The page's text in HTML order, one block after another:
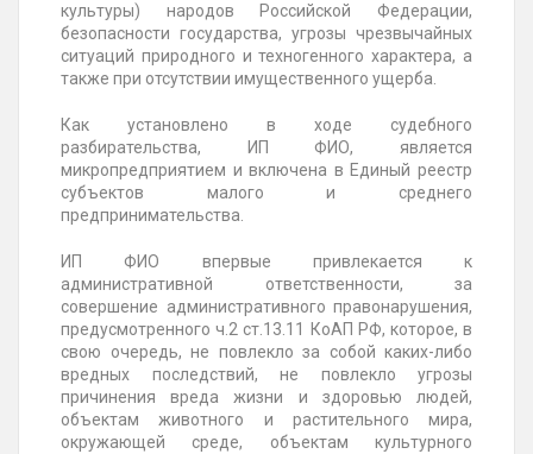
культуры) народов Российской Федерации,
безопасности государства, угрозы чрезвычайных
ситуаций природного и техногенного характера, а
также при отсутствии имущественного ущерба.
Как установлено в ходе судебного
разбирательства, ИП ФИО, является
микропредприятием и включена в Единый реестр
субъектов малого и среднего
предпринимательства.
ИП ФИО впервые привлекается к
административной ответственности, за
совершение административного правонарушения,
предусмотренного ч.2 ст.13.11 КоАП РФ, которое, в
свою очередь, не повлекло за собой каких-либо
вредных последствий, не повлекло угрозы
причинения вреда жизни и здоровью людей,
объектам животного и растительного мира,
окружающей среде, объектам культурного